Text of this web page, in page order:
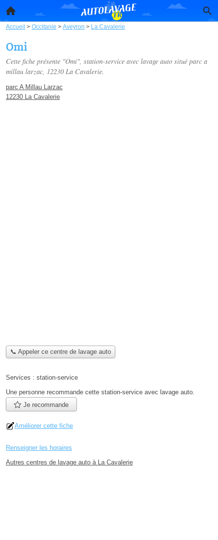
Accueil > Occitanie > Aveyron > La Cavalerie
Omi
Cette fiche présente "Omi", station-service avec lavage auto situé parc a
millau larzac, 12230 La Cavalerie.
parc A Millau Larzac
12230 La Cavalerie
📞 Appeler ce centre de lavage auto
Services : station-service
Une personne recommande cette station-service avec lavage auto.
Je recommande
Améliorer cette fiche
Renseigner les horaires
Autres centres de lavage auto à La Cavalerie